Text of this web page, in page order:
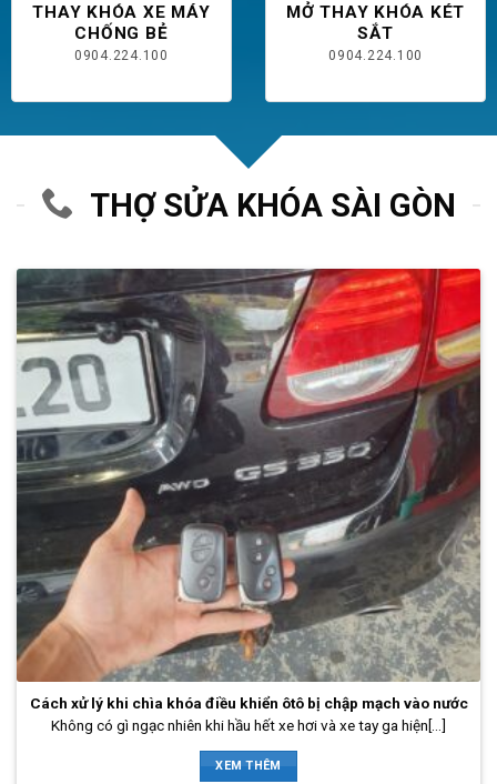
THAY KHÓA XE MÁY
CHỐNG BẺ
0904.224.100
MỞ THAY KHÓA KÉT
SẮT
0904.224.100
THỢ SỬA KHÓA SÀI GÒN
Cách xử lý khi chìa khóa điều khiển ôtô bị chập mạch vào nước
Không có gì ngạc nhiên khi hầu hết xe hơi và xe tay ga hiện[...]
XEM THÊM